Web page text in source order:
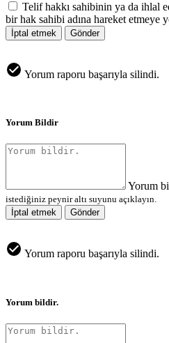
Telif hakkı sahibinin ya da ihlal
bir hak sahibi adına hareket etmeye
İptal etmek Gönder
Yorum raporu başarıyla silindi.
Yorum Bildir
Yorum
istediğiniz peynir altı suyunu açıklayın.
İptal etmek
Gönder
Yorum raporu başarıyla silindi.
Yorum bildir.